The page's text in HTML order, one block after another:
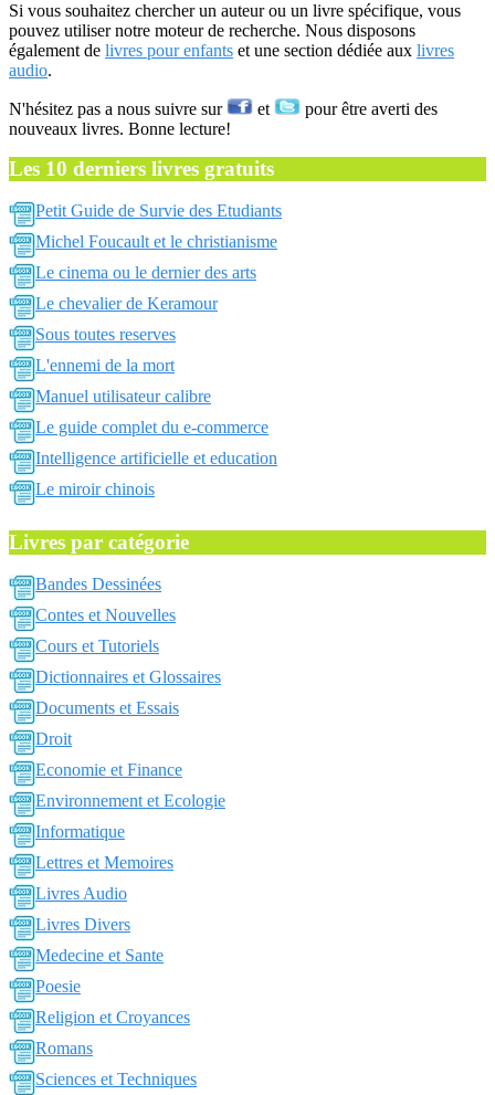
Si vous souhaitez chercher un auteur ou un livre spécifique, vous
pouvez utiliser notre moteur de recherche. Nous disposons
également de livres pour enfants et une section dédiée aux livres
audio.
N'hésitez pas a nous suivre sur et
pour être averti des
nouveaux livres. Bonne lecture!
Les 10 derniers livres gratuits
Petit Guide de Survie des Etudiants
Michel Foucault et le christianisme
Le cinema ou le dernier des arts
Le chevalier de Keramour
Sous toutes reserves
L'ennemi de la mort
Manuel utilisateur calibre
Le guide complet du e-commerce
Intelligence artificielle et education
Le miroir chinois
Livres par catégorie
Bandes Dessinées
Contes et Nouvelles
Cours et Tutoriels
Dictionnaires et Glossaires
Documents et Essais
Droit
Economie et Finance
Environnement et Ecologie
Informatique
Lettres et Memoires
Livres Audio
Livres Divers
Medecine et Sante
Poesie
Religion et Croyances
Romans
Sciences et Techniques